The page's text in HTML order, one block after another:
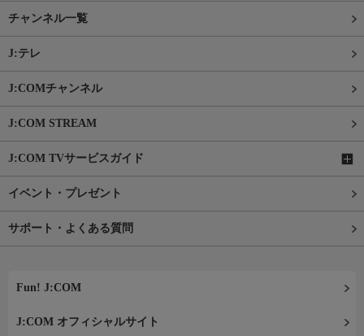
チャンネル一覧
J:テレ
J:COMチャンネル
J:COM STREAM
J:COM TVサービスガイド
イベント・プレゼント
サポート・よくある質問
Fun! J:COM
J:COM オフィシャルサイト